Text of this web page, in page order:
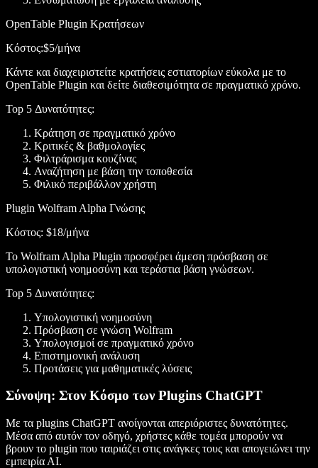
OpenTable Plugin Κρατήσεων
Κόστος:$5/μήνα
Κάντε και διαχειριστείτε κρατήσεις εστιατορίων εύκολα με το
OpenTable Plugin και δείτε διαθεσιμότητα σε πραγματικό χρόνο.
Top 5 Δυνατότητες:
Κράτηση σε πραγματικό χρόνο
Κριτικές & βαθμολογίες
Φιλτράρισμα κουζίνας
Αναζήτηση με βάση την τοποθεσία
Φιλικό περιβάλλον χρήστη
Plugin Wolfram Alpha Γνώσης
Κόστος: $18/μήνα
Το Wolfram Alpha Plugin προσφέρει άμεση πρόσβαση σε
υπολογιστική νοημοσύνη και τεράστια βάση γνώσεων.
Top 5 Δυνατότητες:
Υπολογιστική νοημοσύνη
Πρόσβαση σε γνώση Wolfram
Υπολογισμοί σε πραγματικό χρόνο
Επιστημονική ανάλυση
Προτάσεις για μαθηματικές λύσεις
Σύνοψη: Στον Κόσμο των Plugins ChatGPT
Με τα plugins ChatGPT ανοίγονται απεριόριστες δυνατότητες.
Μέσα από αυτόν τον οδηγό, χρήστες κάθε τομέα μπορούν να
βρουν το plugin που ταιριάζει στις ανάγκες τους και απογειώνει την
εμπειρία ΑΙ.